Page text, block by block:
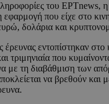
του ΕΡΤnews,
που είχε στο
δολάρια και
εντοπίστηκαν στο
τριμηνιαία που
με τη διαβάθμιση των
να βρεθούν και